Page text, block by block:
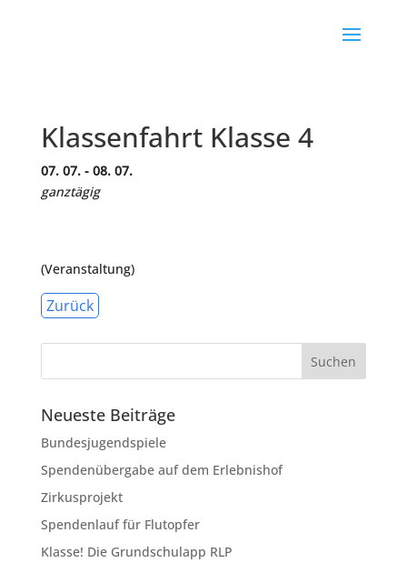
Klassenfahrt Klasse 4
07. 07. - 08. 07.
ganztägig
(Veranstaltung)
Zurück
Neueste Beiträge
Bundesjugendspiele
Spendenübergabe auf dem Erlebnishof
Zirkusprojekt
Spendenlauf für Flutopfer
Klasse! Die Grundschulapp RLP